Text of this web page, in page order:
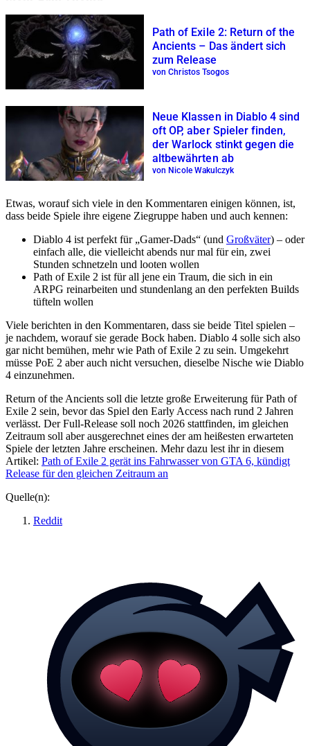
Path of Exile 2: Return of the
Ancients – Das ändert sich
zum Release
von Christos Tsogos
Neue Klassen in Diablo 4 sind
oft OP, aber Spieler finden,
der Warlock stinkt gegen die
altbewährten ab
von Nicole Wakulczyk
Etwas, worauf sich viele in den Kommentaren einigen können, ist,
dass beide Spiele ihre eigene Ziegruppe haben und auch kennen:
Diablo 4 ist perfekt für „Gamer-Dads“ (und Großväter) – oder
einfach alle, die vielleicht abends nur mal für ein, zwei
Stunden schnetzeln und looten wollen
Path of Exile 2 ist für all jene ein Traum, die sich in ein
ARPG reinarbeiten und stundenlang an den perfekten Builds
tüfteln wollen
Viele berichten in den Kommentaren, dass sie beide Titel spielen –
je nachdem, worauf sie gerade Bock haben. Diablo 4 solle sich also
gar nicht bemühen, mehr wie Path of Exile 2 zu sein. Umgekehrt
müsse PoE 2 aber auch nicht versuchen, dieselbe Nische wie Diablo
4 einzunehmen.
Return of the Ancients soll die letzte große Erweiterung für Path of
Exile 2 sein, bevor das Spiel den Early Access nach rund 2 Jahren
verlässt. Der Full-Release soll noch 2026 stattfinden, im gleichen
Zeitraum soll aber ausgerechnet eines der am heißesten erwarteten
Spiele der letzten Jahre erscheinen. Mehr dazu lest ihr in diesem
Artikel: Path of Exile 2 gerät ins Fahrwasser von GTA 6, kündigt
Release für den gleichen Zeitraum an
Quelle(n):
Reddit